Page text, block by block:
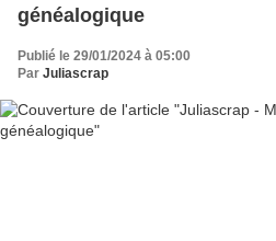
généalogique
Publié le 29/01/2024 à 05:00
Par Juliascrap